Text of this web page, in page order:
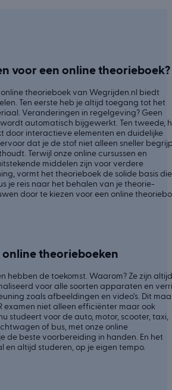
voor een online theorieboek?
online theorieboek van Wegrijden.nl biedt
Ten eerste heb je altijd toegang tot het
Veranderingen in regelgeving? Geen
automatisch bijgewerkt. Ten tweede,
door interactieve elementen en duidelijke
dat je de stof niet alleen sneller
Terwijl onze online cursussen en
middelen zijn voor verdere
vormt het theorieboek de solide basis
je reis naar het behalen van je theorie-
door te kiezen voor een online
online theorieboeken
hebben de toekomst. Waarom? Ze zijn altijd
voor alle soorten apparaten en
zoals afbeeldingen en video’s. Dit
examen niet alleen efficiënter maar ook
studeert voor de auto, motor, scooter, taxi,
of bus, met onze online
de beste voorbereiding in handen. En het
en altijd studeren, op je eigen tempo.